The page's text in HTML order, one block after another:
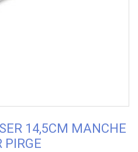
14,5CM MANCHE
PIRGE